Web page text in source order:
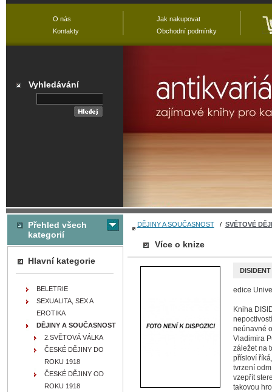
DĚJINY A SOUČASNOST/ SVĚTOVÉ
Více o knize
DISIDENT
edice
Kniha
neúnavné
Vladimira
záležet na
přísloví
tvrzení
vzepřít
takovou
Přehled všech
kategorií
Hlavní kategorie
BELETRIE
SEXUALITA, SEX A
EROTIKA
DĚJINY A SOUČASNOST
2.SVĚTOVÁ VÁLKA
ČESKÉ DĚJINY DO
ROKU 1918
ČESKÉ DĚJINY OD
ROKU 1918
O nás
Kontakty
Jak nakupovat
Obchodní podmínky
Vyhledávání